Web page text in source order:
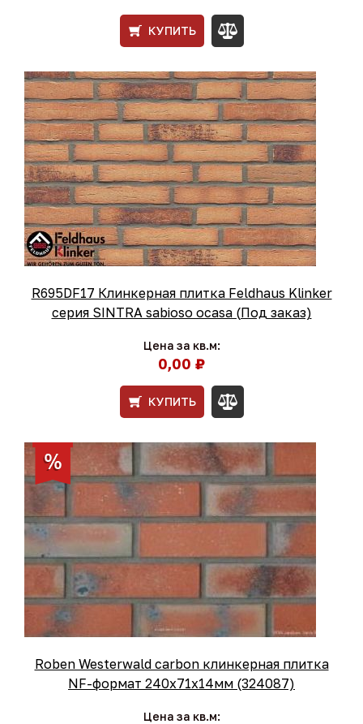
КУПИТЬ
R695DF17 Клинкерная плитка Feldhaus Klinker
серия SINTRA sabioso ocasa (Под заказ)
Цена за кв.м:
0,00 ₽
КУПИТЬ
Roben Westerwald carbon клинкерная плитка
NF-формат 240x71x14мм (324087)
Цена за кв.м: